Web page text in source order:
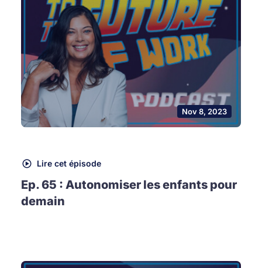
Nov 8, 2023
Lire cet épisode
Ep. 65 : Autonomiser les enfants pour
demain